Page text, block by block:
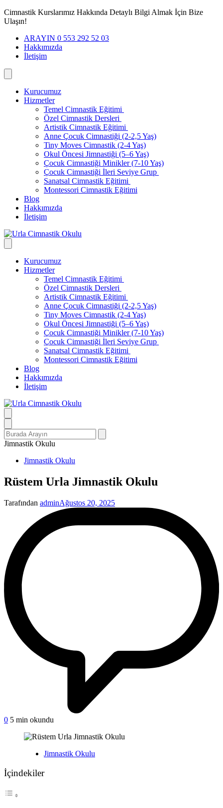
İçeriğe
geç
Cimnastik Kurslarımız Hakkında Detaylı Bilgi Almak İçin Bize
Ulaşın!
ARAYIN 0 553 292 52 03
Hakkımızda
İletişim
Kurucumuz
Hizmetler
Temel Cimnastik Eğitimi
Özel Cimnastik Dersleri
Artistik Cimnastik Eğitimi
Anne Çocuk Cimnastiği (2-2,5 Yaş)
Tiny Moves Cimnastik (2-4 Yaş)
Okul Öncesi Jimnastiği (5–6 Yaş)
Çocuk Cimnastiği Minikler (7-10 Yaş)
Çocuk Cimnastiği İleri Seviye Grup
Sanatsal Cimnastik Eğitimi
Montessori Cimnastik Eğitimi
Blog
Hakkımızda
İletişim
Kurucumuz
Hizmetler
Temel Cimnastik Eğitimi
Özel Cimnastik Dersleri
Artistik Cimnastik Eğitimi
Anne Çocuk Cimnastiği (2-2,5 Yaş)
Tiny Moves Cimnastik (2-4 Yaş)
Okul Öncesi Jimnastiği (5–6 Yaş)
Çocuk Cimnastiği Minikler (7-10 Yaş)
Çocuk Cimnastiği İleri Seviye Grup
Sanatsal Cimnastik Eğitimi
Montessori Cimnastik Eğitimi
Blog
Hakkımızda
İletişim
Search
for:
Jimnastik Okulu
YayınlananJimnastik Okulu
Rüstem Urla Jimnastik Okulu
Tarafından adminAğustos 20, 2025
0 on
5 min okundu
YayınlananJimnastik Okulu
İçindekiler